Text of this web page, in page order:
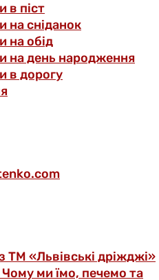
в піст
на сніданок
на обід
на день народження
в дорогу
ТМ «Львівські дріжджі»
ми їмо, печемо та